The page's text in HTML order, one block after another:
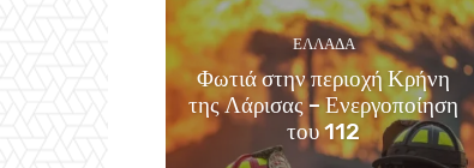
ΕΛΛΑΔΑ
Φωτιά στην περιοχή Κρήνη
της Λάρισας – Ενεργοποίηση
του 112